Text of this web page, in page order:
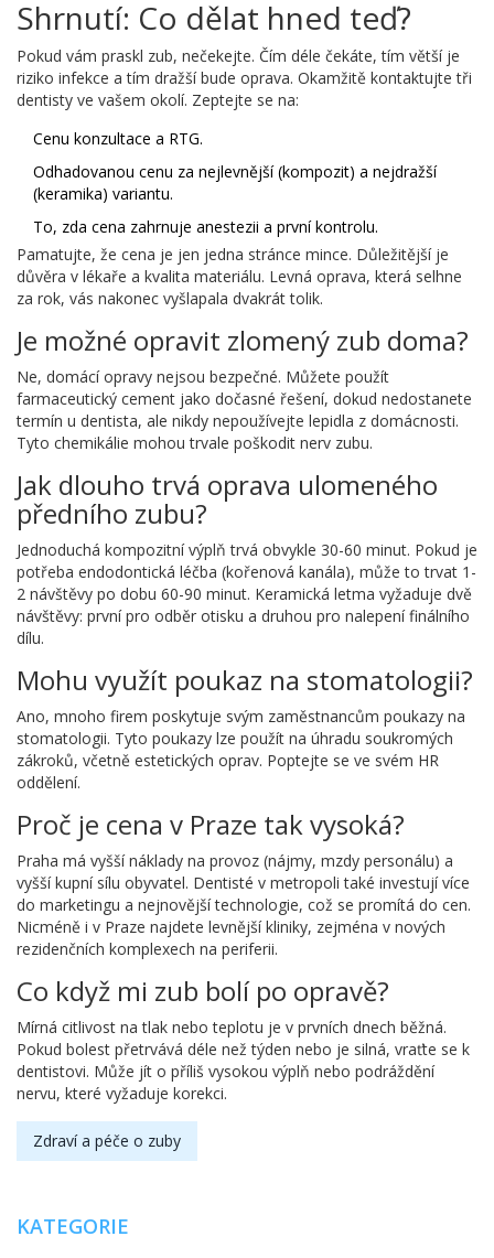
Shrnutí: Co dělat hned teď?
Pokud vám praskl zub, nečekejte. Čím déle čekáte, tím větší je
riziko infekce a tím dražší bude oprava. Okamžitě kontaktujte tři
dentisty ve vašem okolí. Zeptejte se na:
Cenu konzultace a RTG.
Odhadovanou cenu za nejlevnější (kompozit) a nejdražší
(keramika) variantu.
To, zda cena zahrnuje anestezii a první kontrolu.
Pamatujte, že cena je jen jedna stránce mince. Důležitější je
důvěra v lékaře a kvalita materiálu. Levná oprava, která selhne
za rok, vás nakonec vyšlapala dvakrát tolik.
Je možné opravit zlomený zub doma?
Ne, domácí opravy nejsou bezpečné. Můžete použít
farmaceutický cement jako dočasné řešení, dokud nedostanete
termín u dentista, ale nikdy nepoužívejte lepidla z domácnosti.
Tyto chemikálie mohou trvale poškodit nerv zubu.
Jak dlouho trvá oprava ulomeného
předního zubu?
Jednoduchá kompozitní výplň trvá obvykle 30-60 minut. Pokud je
potřeba endodontická léčba (kořenová kanála), může to trvat 1-
2 návštěvy po dobu 60-90 minut. Keramická letma vyžaduje dvě
návštěvy: první pro odběr otisku a druhou pro nalepení finálního
dílu.
Mohu využít poukaz na stomatologii?
Ano, mnoho firem poskytuje svým zaměstnancům poukazy na
stomatologii. Tyto poukazy lze použít na úhradu soukromých
zákroků, včetně estetických oprav. Poptejte se ve svém HR
oddělení.
Proč je cena v Praze tak vysoká?
Praha má vyšší náklady na provoz (nájmy, mzdy personálu) a
vyšší kupní sílu obyvatel. Dentisté v metropoli také investují více
do marketingu a nejnovější technologie, což se promítá do cen.
Nicméně i v Praze najdete levnější kliniky, zejména v nových
rezidenčních komplexech na periferii.
Co když mi zub bolí po opravě?
Mírná citlivost na tlak nebo teplotu je v prvních dnech běžná.
Pokud bolest přetrvává déle než týden nebo je silná, vraťte se k
dentistovi. Může jít o příliš vysokou výplň nebo podráždění
nervu, které vyžaduje korekci.
Zdraví a péče o zuby
KATEGORIE